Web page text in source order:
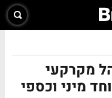
מקרקעי
מיני וכספי